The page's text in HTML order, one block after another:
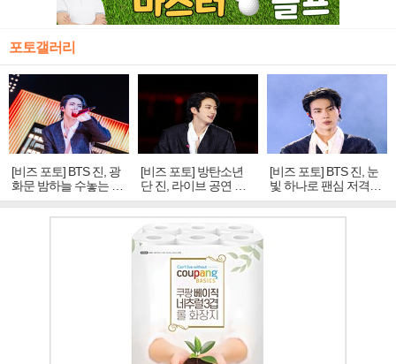
포토갤러리
[비즈 포토] BTS 진, 광
화문 밤하늘 수놓는 '비
주얼 킹'의 열창
[비즈 포토] 방탄소년
단 진, 라이브 공연 중
빛나는 독보적 아우라
[비즈 포토] BTS 진, 눈
빛 하나로 팬심 저격…
독보적 카리스마